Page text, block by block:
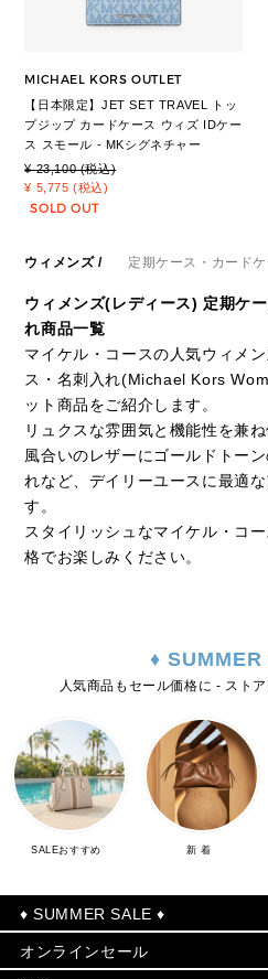
MICHAEL KORS OUTLET
【日本限定】JET SET TRAVEL トッ
プジップ カードケース ウィズ IDケー
ス スモール - MKシグネチャー
¥ 23,100 (税込)
¥ 5,775 (税込)
SOLD OUT
ウィメンズ/ 定期ケース・カードケ
ウィメンズ(レディース) 定期ケ
れ商品一覧
マイケル・コースの人気ウィメ
ス・名刺入れ(Michael Kors
ット商品をご紹介します。
リュクスな雰囲気と機能性を兼
風合いのレザーにゴールドトー
れなど、デイリーユースに最適
す。
スタイリッシュなマイケル・コ
格でお楽しみください。
♦
人気商品もセール価格に - スト
SALEおすすめ 新 着
♦ SUMMER SALE ♦
セールおすすめアイテム
オンラインセール